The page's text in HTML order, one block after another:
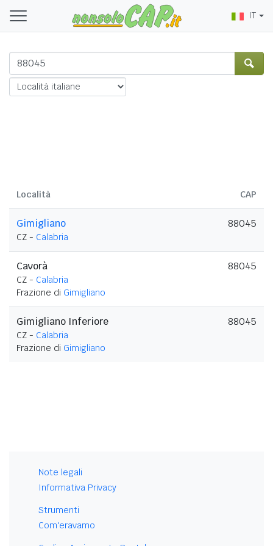
IT
Località CAP
Gimigliano
CZ - Calabria
88045
Cavorà
CZ - Calabria
Frazione di Gimigliano
88045
Gimigliano Inferiore
CZ - Calabria
Frazione di Gimigliano
88045
Note legali
Informativa Privacy
Strumenti
Com'eravamo